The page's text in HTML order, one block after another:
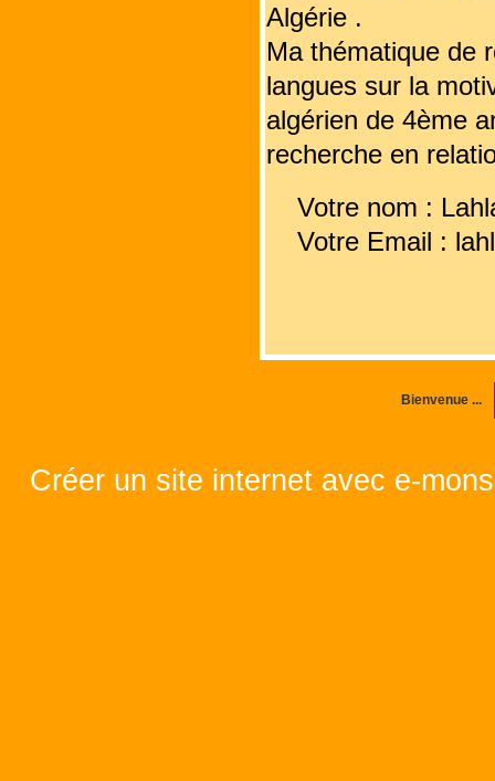
Algérie .
Ma thématique de
langues sur la
algérien de 4ème
recherche en
Votre nom :
Votre Email :
Bienvenue ...
Créer un site internet avec e-